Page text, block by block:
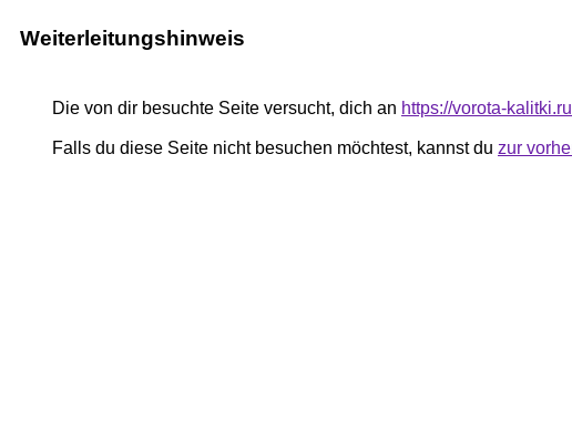
Weiterleitungshinweis
Die von dir besuchte Seite versucht, dich an https://vorota-
Falls du diese Seite nicht besuchen möchtest, kannst du zur